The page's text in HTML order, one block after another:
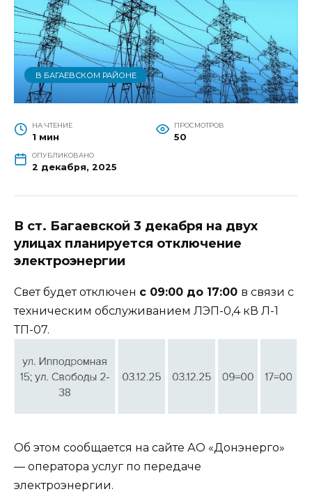
В БАГАЕВСКОМ РАЙОНЕ
НА ЧТЕНИЕ
1 мин
ПРОСМОТРОВ
50
ОПУБЛИКОВАНО
2 декабря, 2025
В ст. Багаевской 3 декабря на двух
улицах планируется отключение
электроэнергии
Свет будет отключен с 09:00 до 17:00 в связи с
техническим обслуживанием ЛЭП-0,4 кВ Л-1
ТП-07.
Об этом сообщается на сайте АО «Донэнерго»
— оператора услуг по передаче
электроэнергии.